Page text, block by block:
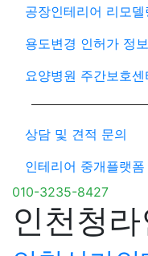
공장인테리어 리모
용도변경 인허가 정보
요양병원 주간보호
상담 및 견적 문의
인테리어 중개플랫
010-3235-8427
인천청